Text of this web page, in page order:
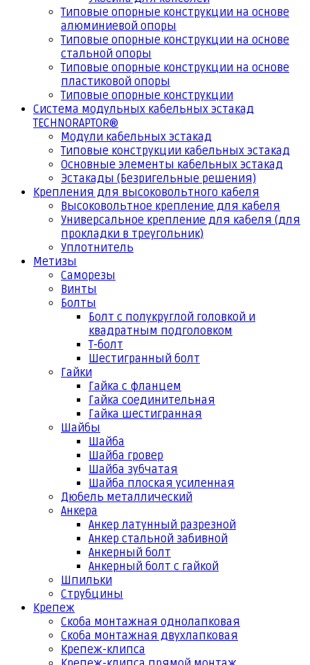
Типовые опорные конструкции на основе
алюминиевой опоры
Типовые опорные конструкции на основе
стальной опоры
Типовые опорные конструкции на основе
пластиковой опоры
Типовые опорные конструкции
Система модульных кабельных эстакад
TECHNORAPTOR®
Модули кабельных эстакад
Типовые конструкции кабельных эстакад
Основные элементы кабельных эстакад
Эстакады (Безригельные решения)
Крепления для высоковольтного кабеля
Высоковольтное крепление для кабеля
Универсальное крепление для кабеля (для
прокладки в треугольник)
Уплотнитель
Метизы
Саморезы
Винты
Болты
Болт с полукруглой головкой и
квадратным подголовком
Т-болт
Шестигранный болт
Гайки
Гайка с фланцем
Гайка соединительная
Гайка шестигранная
Шайбы
Шайба
Шайба гровер
Шайба зубчатая
Шайба плоская усиленная
Дюбель металлический
Анкера
Анкер латунный разрезной
Анкер стальной забивной
Анкерный болт
Анкерный болт с гайкой
Шпильки
Струбцины
Крепеж
Скоба монтажная однолапковая
Скоба монтажная двухлапковая
Крепеж-клипса